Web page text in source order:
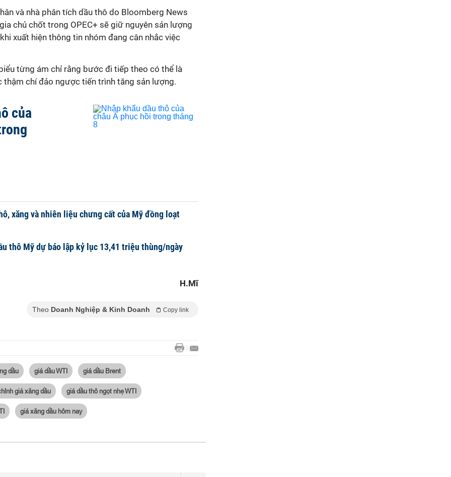
và nhà phân tích dầu thô do Bloomberg News
chủ chốt trong OPEC+ sẽ giữ nguyên sản lượng
xuất hiện thông tin nhóm đang cân nhắc việc
từng ám chỉ rằng bước đi tiếp theo có thể là
thậm chí đảo ngược tiến trình tăng sản lượng.
của
xăng và nhiên liệu chưng cất của Mỹ đồng loạt
thô Mỹ dự báo lập kỷ lục 13,41 triệu thùng/ngày
H.Mĩ
Theo Doanh Nghiệp & Kinh Doanh Copy link
dầu giá dầu WTI giá dầu Brent
giá xăng dầu giá dầu thô ngọt nhẹ WTI
giá xăng dầu hôm nay